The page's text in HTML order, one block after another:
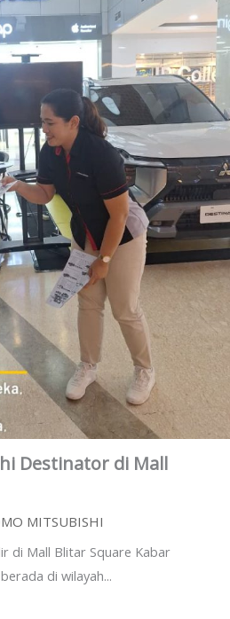
Destinator di Mall
MITSUBISHI
di Mall Blitar Square Kabar
di wilayah...